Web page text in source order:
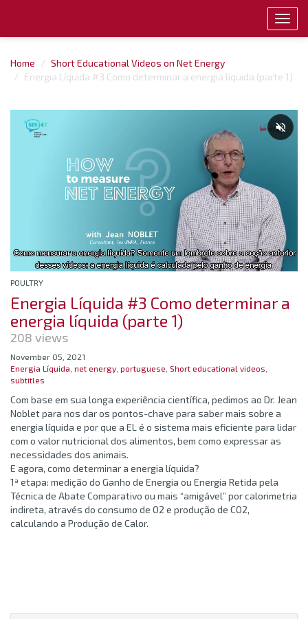
Home
Short Educational Videos on Net Energy
Energia Líquida #3 Como determinar a energia líquida (parte 1)
POULTRY
Energia Líquida #3 Como determinar a
energia líquida (parte 1)
208 views
November 05, 2021
Energia Líquida net energy portuguese Short educational videos
subtitles
Com base em sua longa experiência científica, pedimos ao Dr. Jean
Noblet para nos dar os pontos-chave para saber mais sobre a
energia líquida e por que a EL é o sistema mais eficiente para lidar
com o valor nutricional dos alimentos, bem como expressar as
necessidades dos animais.
E agora, como determinar a energia líquida?
1ª etapa: medição do Ganho de Energia ou Energia Retida pela
Técnica de Abate Comparativo ou mais “amigável” por calorimetria
indireta, através do consumo de O2 e produção de CO2,
calculando a Produção de Calor.